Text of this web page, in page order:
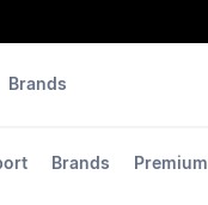
Brands Premium
Brands